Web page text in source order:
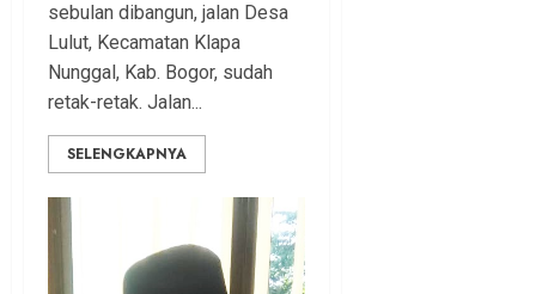
sebulan dibangun, jalan Desa
Lulut, Kecamatan Klapa
Nunggal, Kab. Bogor, sudah
retak-retak. Jalan...
SELENGKAPNYA